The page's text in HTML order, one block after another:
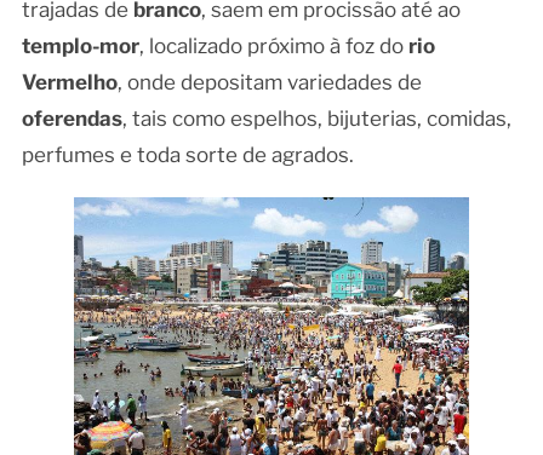
trajadas de branco, saem em procissão até ao
templo-mor, localizado próximo à foz do rio
Vermelho, onde depositam variedades de
oferendas, tais como espelhos, bijuterias, comidas,
perfumes e toda sorte de agrados.